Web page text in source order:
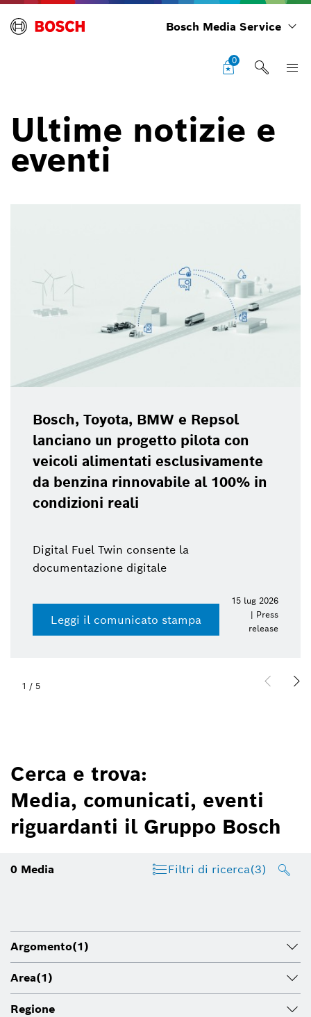
Bosch Media Service
0
Ultime notizie e
eventi
Bosch, Toyota, BMW e Repsol
lanciano un progetto pilota con
veicoli alimentati esclusivamente
da benzina rinnovabile al 100% in
condizioni reali
Digital Fuel Twin consente la
documentazione digitale
Leggi il comunicato stampa
15 lug 2026
| Press
release
1 / 5
Cerca e trova:
Media, comunicati, eventi
riguardanti il Gruppo Bosch
0 Media Filtri di ricerca(3)
Argomento(1)
Area(1)
Regione